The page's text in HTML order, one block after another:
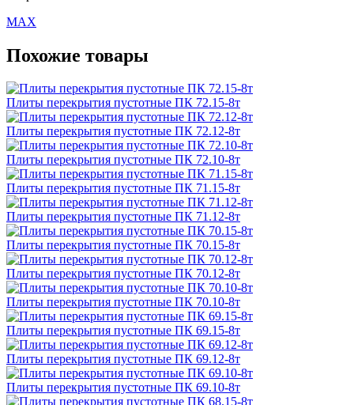
MAX
Похожие товары
Плиты перекрытия пустотные ПК 72.15-8т
Плиты перекрытия пустотные ПК 72.12-8т
Плиты перекрытия пустотные ПК 72.10-8т
Плиты перекрытия пустотные ПК 71.15-8т
Плиты перекрытия пустотные ПК 71.12-8т
Плиты перекрытия пустотные ПК 70.15-8т
Плиты перекрытия пустотные ПК 70.12-8т
Плиты перекрытия пустотные ПК 70.10-8т
Плиты перекрытия пустотные ПК 69.15-8т
Плиты перекрытия пустотные ПК 69.12-8т
Плиты перекрытия пустотные ПК 69.10-8т